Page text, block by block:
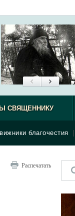
благочестия
СВЯЩЕННИКУ
Распечатать